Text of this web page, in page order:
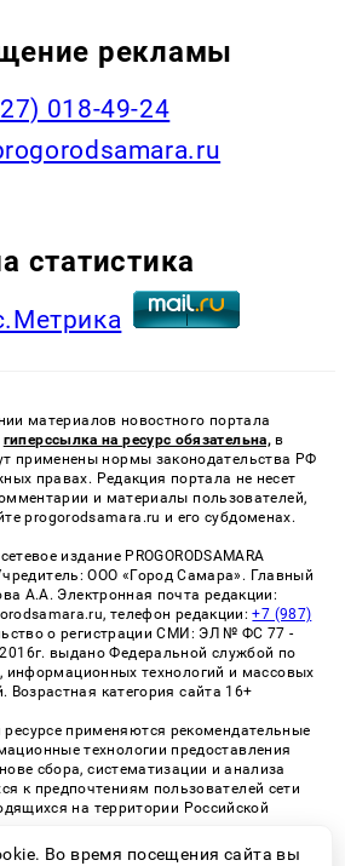
рекламы
018-49-24
статистика
материалов новостного портала
гиперссылка на ресурс обязательна, в
применены нормы законодательства РФ
правах. Редакция портала не несет
и материалы пользователей,
progorodsamara.ru и его субдоменах.
издание PROGORODSAMARA
ООО «Город Самара». Главный
А.А. Электронная почта редакции:
телефон редакции:+7 (987)
о регистрации СМИ: ЭЛ № ФС 77 -
выдано Федеральной службой по
информационных технологий и массовых
Возрастная категория сайта 16+
применяются рекомендательные
технологии предоставления
сбора, систематизации и анализа
к предпочтениям пользователей сети
на территории Российской
применения рекомендательных
рекламно-обменной сети
«СМИ2» (PDF)
Во время посещения сайта вы